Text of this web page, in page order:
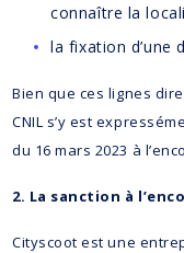
connaître la
la fixation d’une
Bien que ces lignes
CNIL s’y est
du 16 mars 2023 à
2. La sanction à
Cityscoot est une